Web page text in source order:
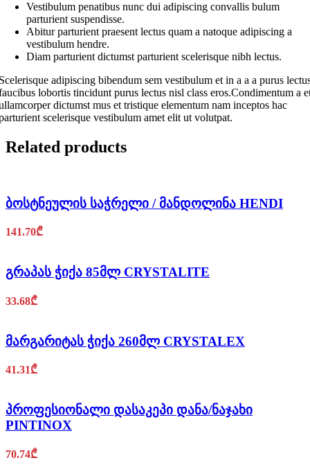
Vestibulum penatibus nunc dui adipiscing convallis bulum
parturient suspendisse.
Abitur parturient praesent lectus quam a natoque adipiscing a
vestibulum hendre.
Diam parturient dictumst parturient scelerisque nibh lectus.
adipiscing bibendum sem vestibulum et in a a a purus
lobortis tincidunt purus lectus nisl class eros.Condimentum a
dictumst mus et tristique elementum nam inceptos hac
scelerisque vestibulum amet elit ut volutpat.
Related products
ბოსტნეულის საჭრელი / მანდოლინა HENDI
141.70₾
გრაპას ჭიქა 85მლ CRYSTALITE
33.68₾
მარგარიტას ჭიქა 260მლ CRYSTALEX
41.31₾
პროფესიონალი დასაკეპი დანა/ნაჯახი
PINTINOX
70.74₾